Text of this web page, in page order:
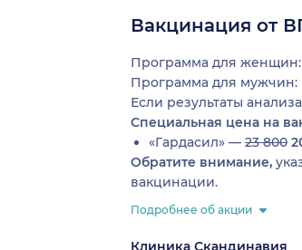
Вакцинация от
Программа для женщин:
Программа для
Если результаты
Специальная цена на
«Гардасил» — 23 800
Обратите внимание,
вакцинации.
Подробнее об акции
Клиника Скандинавия